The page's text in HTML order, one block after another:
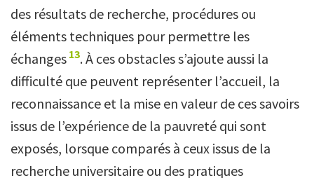
des résultats de recherche, procédures ou
éléments techniques pour permettre les
échanges 13. À ces obstacles s’ajoute aussi la
difficulté que peuvent représenter l’accueil, la
reconnaissance et la mise en valeur de ces savoirs
issus de l’expérience de la pauvreté qui sont
exposés, lorsque comparés à ceux issus de la
recherche universitaire ou des pratiques